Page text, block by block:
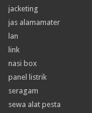
jacketing
jas alamamater
lan
link
nasi box
panel listrik
seragam
sewa alat pesta